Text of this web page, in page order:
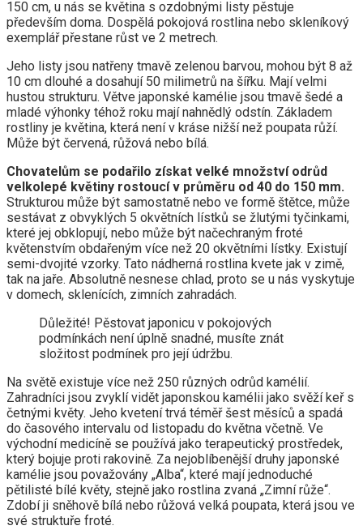
150 cm, u nás se květina s ozdobnými listy pěstuje
především doma. Dospělá pokojová rostlina nebo skleníkový
exemplář přestane růst ve 2 metrech.
Jeho listy jsou natřeny tmavě zelenou barvou, mohou být 8 až
10 cm dlouhé a dosahují 50 milimetrů na šířku. Mají velmi
hustou strukturu. Větve japonské kamélie jsou tmavě šedé a
mladé výhonky téhož roku mají nahnědlý odstín. Základem
rostliny je květina, která není v kráse nižší než poupata růží.
Může být červená, růžová nebo bílá.
Chovatelům se podařilo získat velké množství odrůd
velkolepé květiny rostoucí v průměru od 40 do 150 mm.
Strukturou může být samostatně nebo ve formě štětce, může
sestávat z obvyklých 5 okvětních lístků se žlutými tyčinkami,
které jej obklopují, nebo může být načechraným froté
květenstvím obdařeným více než 20 okvětními lístky. Existují
semi-dvojité vzorky. Tato nádherná rostlina kvete jak v zimě,
tak na jaře. Absolutně nesnese chlad, proto se u nás vyskytuje
v domech, sklenících, zimních zahradách.
Důležité! Pěstovat japonicu v pokojových
podmínkách není úplně snadné, musíte znát
složitost podmínek pro její údržbu.
Na světě existuje více než 250 různých odrůd kamélií.
Zahradníci jsou zvyklí vidět japonskou kamélii jako svěží keř s
četnými květy. Jeho kvetení trvá téměř šest měsíců a spadá
do časového intervalu od listopadu do května včetně. Ve
východní medicíně se používá jako terapeutický prostředek,
který bojuje proti rakovině. Za nejoblíbenější druhy japonské
kamélie jsou považovány „Alba“, které mají jednoduché
pětilisté bílé květy, stejně jako rostlina zvaná „Zimní růže“.
Zdobí ji sněhově bílá nebo růžová velká poupata, která jsou ve
své struktuře froté.